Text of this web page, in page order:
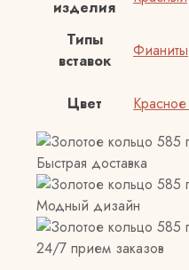
изделия
Типы
вставок
Фианиты
Цвет
Быстрая доставка
Модный дизайн
24/7 прием заказов